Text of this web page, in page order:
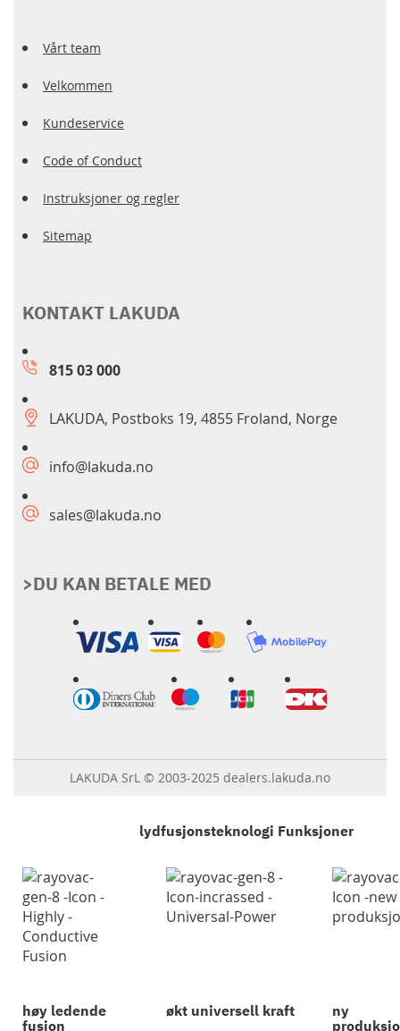
Vårt team
Velkommen
Kundeservice
Code of Conduct
Instruksjoner og regler
Sitemap
>DU KAN BETALE MED
KONTAKT LAKUDA
815 03 000
LAKUDA, Postboks 19, 4855 Froland, Norge
info@lakuda.no
sales@lakuda.no
LAKUDA SrL © 2003-2025 dealers.lakuda.no
lydfusjonsteknologi Funksjoner
høy ledende
fusjon
økt universell kraft
ny